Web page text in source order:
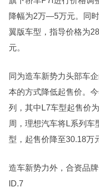
降幅为2万—5万元。同时
翼版车型，指导价格为
元。
同为造车新势力头部车
本的方式降低起售价。今
列，其中L7车型起售价
周， 理想汽车将L系列车
型，起售价降至30.18万
造车新势力外，合资品
ID.7